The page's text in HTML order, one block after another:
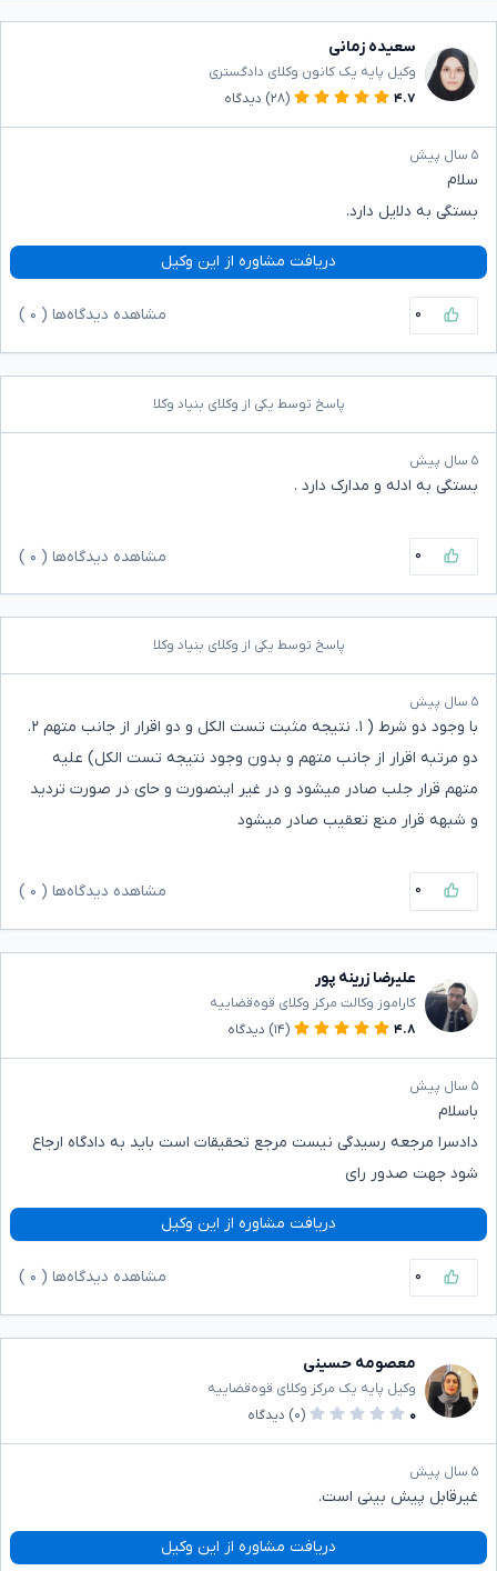
سعیده زمانی
وکیل پایه یک کانون وکلای دادگستری
۴.۷
(۲۸) دیدگاه
۵ سال پیش
سلام
بستگی به دلایل دارد.
دریافت مشاوره از این وکیل
۰ مشاهده دیدگاه‌ها ( ۰
پاسخ توسط یکی از وکلای بنیاد وکلا
۵ سال پیش
بستگی به ادله و مدارک دارد .
۰ مشاهده دیدگاه‌ها ( ۰
پاسخ توسط یکی از وکلای بنیاد وکلا
۵ سال پیش
با وجود دو شرط ( ۱. نتیجه مثبت تست الکل و دو اقرار از جانب متهم ۲.
دو مرتبه اقرار از جانب متهم و بدون وجود نتیجه تست الکل) علیه
متهم قرار جلب صادر میشود و در غیر اینصورت و حای در صورت تردید
و شبهه قرار منع تعقیب صادر میشود
۰ مشاهده دیدگاه‌ها ( ۰
علیرضا زرینه پور
کاراموز وکالت مرکز وکلای قوه‌قضاییه
۴.۸
(۱۴) دیدگاه
۵ سال پیش
باسلام
دادسرا مرجعه رسیدگی نیست مرجع تحقیقات است باید به دادگاه ارجاع
شود جهت صدور رای
دریافت مشاوره از این وکیل
۰ مشاهده دیدگاه‌ها ( ۰
معصومه حسینی
وکیل پایه یک مرکز وکلای قوه‌قضاییه
۰
(۰) دیدگاه
۵ سال پیش
غیرقابل پیش بینی است.
دریافت مشاوره از این وکیل